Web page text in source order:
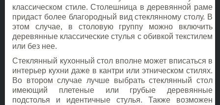
классическом стиле. Столешница в деревянной раме
придаст более благородный вид стеклянному столу. В
этом случае, в столовую группу можно включить
деревянные классические стулья с обивкой текстилем
или без нее.
Стеклянный кухонный стол вполне может вписаться в
интерьер кухни даже в кантри или этническом стилях.
Во втором случае лучше выбрать стеклянный стол
имеющий плетеные или грубые деревянные
подстолья и идентичные стулья. Также возможен